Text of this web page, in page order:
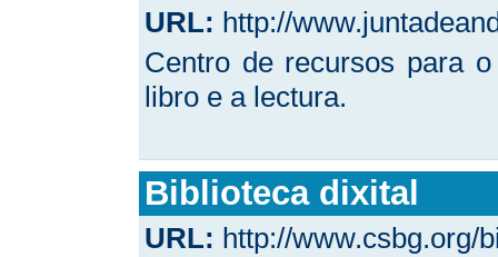
URL: http://
Centro de recursos para
libro e a lectura.
Biblioteca dixital
URL: http://www.csbg.org/